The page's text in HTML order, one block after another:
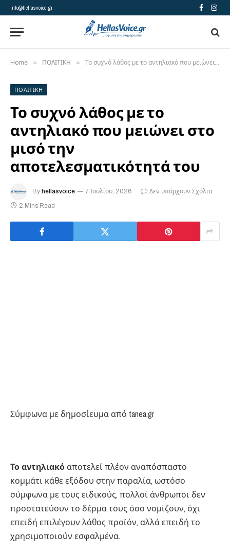
info@hellasvoice.gr Facebook
Home » ΠΟΛΙΤΙΚΗ » Το συχνό λάθος με το αντηλιακό που μειώνει στο μισό την αποτελεσματικότητά του
ΠΟΛΙΤΙΚΗ
Το συχνό λάθος με το
αντηλιακό που μειώνει στο
μισό την
αποτελεσματικότητά του
By hellasvoice 7 Ιουλίου, 2026
Δεν υπάρχουν Σχόλια
2 Mins Read
Σύμφωνα με δημοσίευμα από tanea.gr
Το αντηλιακό αποτελεί πλέον αναπόσπαστο
κομμάτι κάθε εξόδου στην παραλία, ωστόσο
σύμφωνα με τους ειδικούς, πολλοί άνθρωποι δεν
προστατεύουν το δέρμα τους όσο νομίζουν, όχι
επειδή επιλέγουν λάθος προϊόν, αλλά επειδή το
χρησιμοποιούν εσφαλμένα.